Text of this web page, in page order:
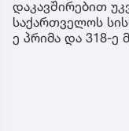
დაკავშირებით
საქართველოს
ე პრიმა და 318-ე